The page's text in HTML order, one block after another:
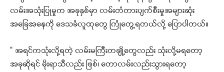
လမ်းအသုံးပြုမှုက အခုနှစ်မှာ လမ်းတံတားပျက်စီးမှုအများဆုံး
အခြေအနေကို ဒေသခံလူထုတွေ ကြုံတွေ့ရတယ်လို့ ပြောပါတယ်။
“ အရင်ကသုံးလို့ရတဲ့ လမ်းမကြီးတချို့တွေလည်း သုံးလို့မရတော့
အခုဆိုရင် မိုးရာသီလည်း ဖြစ်၊ တောလမ်းလည်းသွားရတော့